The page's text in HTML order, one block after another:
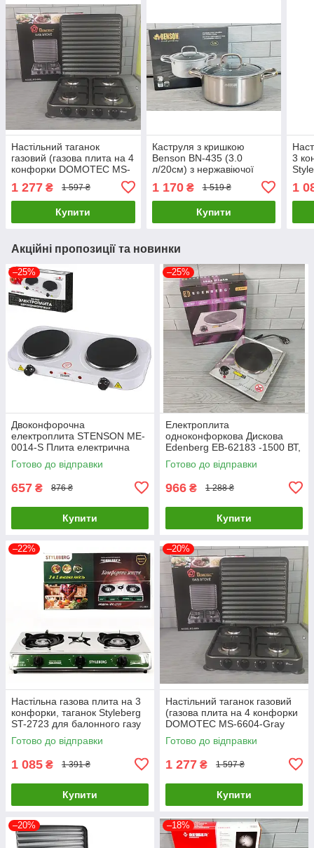
Настільний таганок
газовий (газова плита на 4
конфорки DOMOTEC MS-
1 277 ₴ 1 597 ₴
Купити
Каструля з кришкою
Benson BN-435 (3.0
л/20см) з нержавіючої
1 170₴ 1 519 ₴
Купити
3
та
1
Акційні пропозиції та новинки
–25%
Двоконфорочна
електроплита STENSON ME-
0014-S Плита електрична
настільна
Готово до відправки
657 ₴ 876 ₴
Купити
–25%
Електроплита
одноконфоркова Дискова
Edenberg EB-62183 -1500 ВТ,
мініплада 1 конфорка
настільна побутова
Готово до відправки
966 ₴ 1 288 ₴
Купити
–22%
Настільна газова плита на 3
конфорки, таганок Styleberg
ST-2723 для балонного газу
для дому та дачі
Готово до відправки
1 085 ₴ 1 391 ₴
Купити
–20%
Настільний таганок газовий
(газова плита на 4 конфорки
DOMOTEC MS-6604-Gray
Готово до відправки
1 277 ₴ 1 597 ₴
Купити
–20% –18%